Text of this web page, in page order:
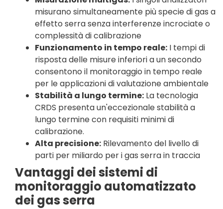
misurano simultaneamente più specie di gas a
effetto serra senza interferenze incrociate o
complessità di calibrazione
Funzionamento in tempo reale: I tempi di
risposta delle misure inferiori a un secondo
consentono il monitoraggio in tempo reale
per le applicazioni di valutazione ambientale
Stabilità a lungo termine: La tecnologia
CRDS presenta un'eccezionale stabilità a
lungo termine con requisiti minimi di
calibrazione.
Alta precisione: Rilevamento del livello di
parti per miliardo per i gas serra in traccia
Vantaggi dei sistemi di
monitoraggio automatizzato
dei gas serra